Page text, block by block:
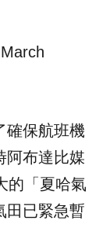
March
確保航班機
阿布達比媒
的「夏哈氣
田已緊急暫